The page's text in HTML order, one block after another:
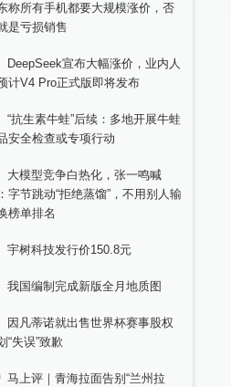
称所有手机都要大规模涨价，否
是亏损销售
DeepSeek宣布大幅涨价，业内人
计V4 Pro正式版即将发布
“抗生素牛蛙”后续：多地开展牛蛙
安全检查或专项行动
大模型竞争白热化，张一鸣喊
字节跳动“拒绝蒸馏”，不用别人输
榜单排名
宇树科技发行价150.8元
我国编制完成新版全月地质图
因凡蒂诺就出售世界杯赛事股权
“失误”致歉
马上评｜青海拉面告别“兰州拉